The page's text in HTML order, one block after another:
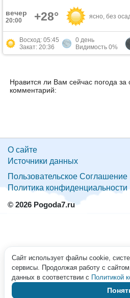
вечер
20:00 +28° ясно, без
Восход: 05:45
Закат: 20:36
0 день
Видимость 0%
Нравится ли Вам сейчас погода
комментарий:
О сайте
Источники данных
Пользовательское Соглашение
Политика конфиденциальности
© 2026 Pogoda7.ru
Сайт использует файлы cookie,
сервисы. Продолжая работу с
данных в соответствии с Политикой